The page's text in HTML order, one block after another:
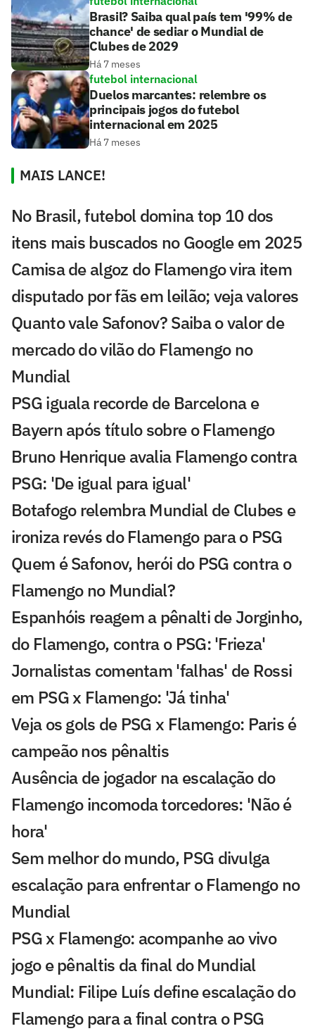
Brasil? Saiba qual país tem '99% de
chance' de sediar o Mundial de
Clubes de 2029
Há 7 meses
futebol internacional
Duelos marcantes: relembre os
principais jogos do futebol
internacional em 2025
Há 7 meses
MAIS LANCE!
No Brasil, futebol domina top 10 dos
itens mais buscados no Google em 2025
Camisa de algoz do Flamengo vira item
disputado por fãs em leilão; veja valores
Quanto vale Safonov? Saiba o valor de
mercado do vilão do Flamengo no
Mundial
PSG iguala recorde de Barcelona e
Bayern após título sobre o Flamengo
Bruno Henrique avalia Flamengo contra
PSG: 'De igual para igual'
Botafogo relembra Mundial de Clubes e
ironiza revés do Flamengo para o PSG
Quem é Safonov, herói do PSG contra o
Flamengo no Mundial?
Espanhóis reagem a pênalti de Jorginho,
do Flamengo, contra o PSG: 'Frieza'
Jornalistas comentam 'falhas' de Rossi
em PSG x Flamengo: 'Já tinha'
Veja os gols de PSG x Flamengo: Paris é
campeão nos pênaltis
Ausência de jogador na escalação do
Flamengo incomoda torcedores: 'Não é
hora'
Sem melhor do mundo, PSG divulga
escalação para enfrentar o Flamengo no
Mundial
PSG x Flamengo: acompanhe ao vivo
jogo e pênaltis da final do Mundial
Mundial: Filipe Luís define escalação do
Flamengo para a final contra o PSG